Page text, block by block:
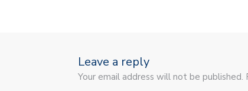
Leave a reply
Your email address will not be published.